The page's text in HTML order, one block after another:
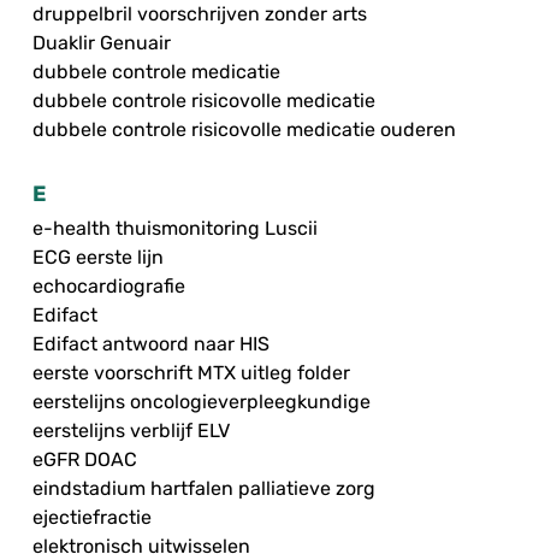
druppelbril voorschrijven zonder arts
Duaklir Genuair
dubbele controle medicatie
dubbele controle risicovolle medicatie
dubbele controle risicovolle medicatie ouderen
E
e-health thuismonitoring Luscii
ECG eerste lijn
echocardiografie
Edifact
Edifact antwoord naar HIS
eerste voorschrift MTX uitleg folder
eerstelijns oncologieverpleegkundige
eerstelijns verblijf ELV
eGFR DOAC
eindstadium hartfalen palliatieve zorg
ejectiefractie
elektronisch uitwisselen